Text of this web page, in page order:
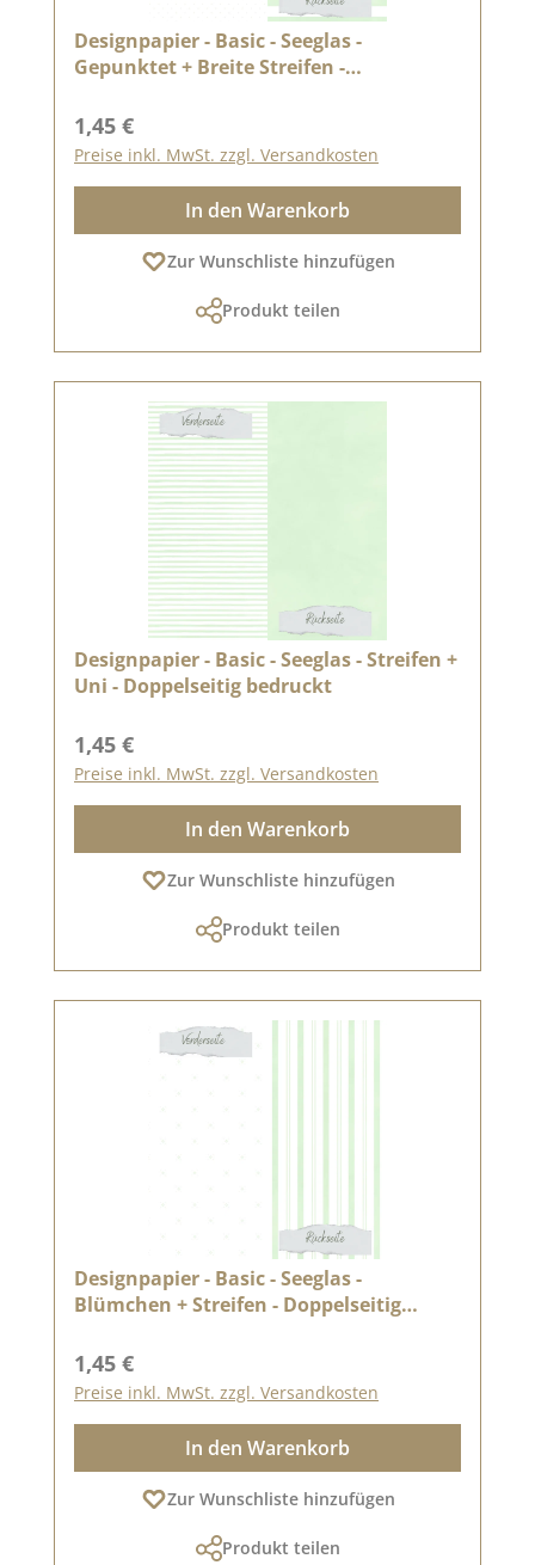
Designpapier - Basic - Seeglas -
Gepunktet + Breite Streifen -
Regulärer Preis:
1,45 €
Preise inkl. MwSt. zzgl. Versandkosten
In den Warenkorb
Zur Wunschliste hinzufügen
Produkt teilen
Designpapier - Basic - Seeglas - Streifen +
Uni - Doppelseitig bedruckt
Regulärer Preis:
1,45 €
Preise inkl. MwSt. zzgl. Versandkosten
In den Warenkorb
Zur Wunschliste hinzufügen
Produkt teilen
Designpapier - Basic - Seeglas -
Blümchen + Streifen - Doppelseitig
Regulärer Preis:
1,45 €
Preise inkl. MwSt. zzgl. Versandkosten
In den Warenkorb
Zur Wunschliste hinzufügen
Produkt teilen